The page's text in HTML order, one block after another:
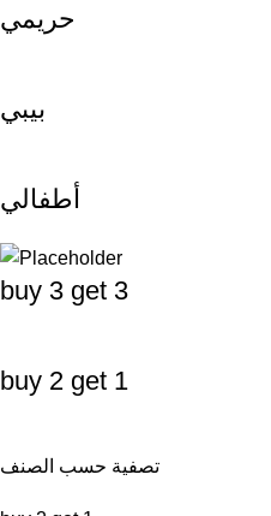
حريمي
بيبي
أطفالي
buy 3 get 3
buy 2 get 1
تصفية حسب الصنف